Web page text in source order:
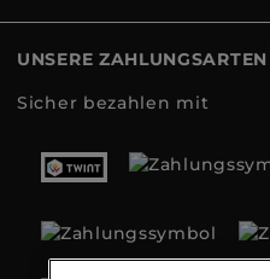
UNSERE ZAHLUNGSARTEN
Sicher bezahlen mit